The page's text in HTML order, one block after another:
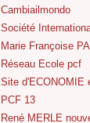
Cambiailmondo
Société
Marie Françoise
Réseau Ecole pcf
Site d'ECONOMIE
PCF 13
René MERLE